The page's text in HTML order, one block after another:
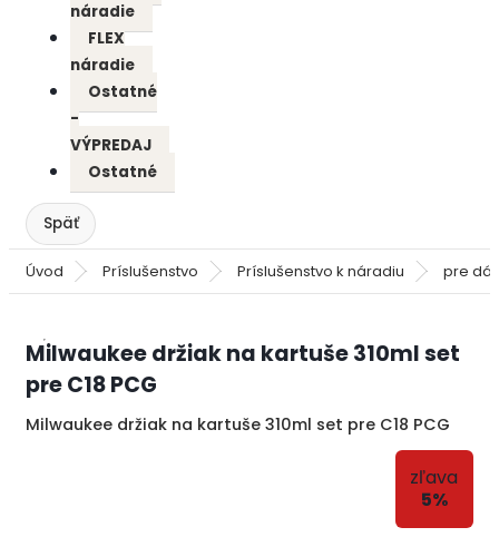
náradie
FLEX
náradie
Ostatné
-
VÝPREDAJ
Ostatné
Úvod Príslušenstvo Príslušenstvo k náradiu pre
Milwaukee držiak na kartuše 310ml set
pre C18 PCG
Milwaukee držiak na kartuše 310ml set pre C18 PCG
zľava
5%